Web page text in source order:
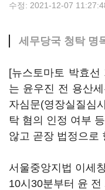
수정: 2021-12-07
세무당국 청탁 명
[뉴스토마토 박효선
는 윤우진 전 용산
자심문(영장실질심
탁 혐의 인정 여부
않고 곧장 법정으로
서울중앙지법 이세
10시30분부터 윤